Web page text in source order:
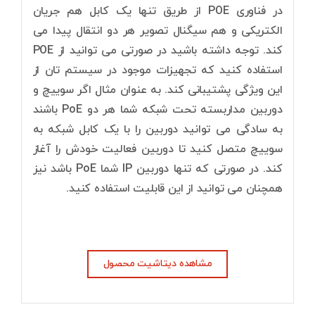
در فناوری POE از طریق تنها یک کابل هم جریان
الکتریکی و هم سیگنال تصویر هر دو انتقال پیدا می
کند. توجه داشته باشید در صورتی می توانید از POE
استفاده کنید که تجهیزات موجود در سیستم تان از
این ویژگی پشتیبانی کند. به عنوان مثال اگر سوییچ و
دوربین مداربسته تحت شبکه شما هر دو PoE باشند
به سادگی می توانید دوربین را با یک کابل شبکه به
سوییچ متصل کنید تا دوربین فعالیت خودش را آغاز
کند. در صورتی که تنها دوربین IP شما PoE باشد نیز
همچنان می توانید از این قابلیت استفاده کنید.
مشاهده دیتاشیت محصول